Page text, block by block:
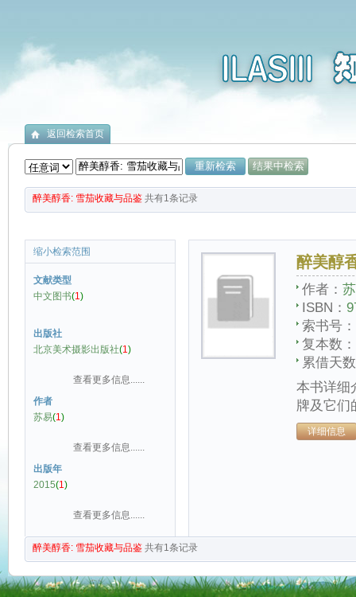
返回检索首页
醉美醇香: 雪茄收藏与品鉴 共有1条记录
醉美醇
作者：
ISBN：
索书号：
复本数：
累借天
本书详细
牌及它们
详细信息
缩小检索范围
文献类型
中文图书(1)
出版社
北京美术摄影出版社(1)
查看更多信息......
作者
苏易(1)
查看更多信息......
出版年
2015(1)
查看更多信息......
醉美醇香: 雪茄收藏与品鉴 共有1条记录